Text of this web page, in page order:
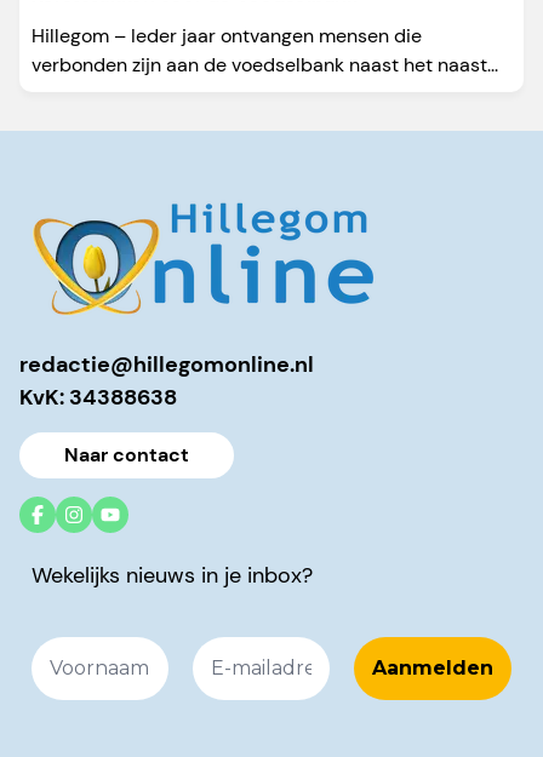
Hillegom – Ieder jaar ontvangen mensen die
verbonden zijn aan de voedselbank naast het naast...
redactie@hillegomonline.nl
KvK: 34388638
Naar contact
Wekelijks nieuws in je inbox?